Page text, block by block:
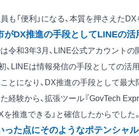
も「便利」になる、本質を押さえた
DX推進の手段としてLINEの活
令和3年3月、LINE公式アカウントの
、LINEは情報発信の手段としての
とになり、DX推進の手段として最
経験から、拡張ツール『GovTech
推進できる」と確信したからでした。
た点にそのようなポテンシャル